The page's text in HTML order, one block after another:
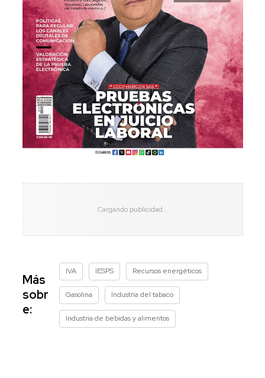
Más
sobr
e:
IVA IESPS Recursos energéticos
Gasolina Industria del tabaco
Industria de bebidas y alimentos